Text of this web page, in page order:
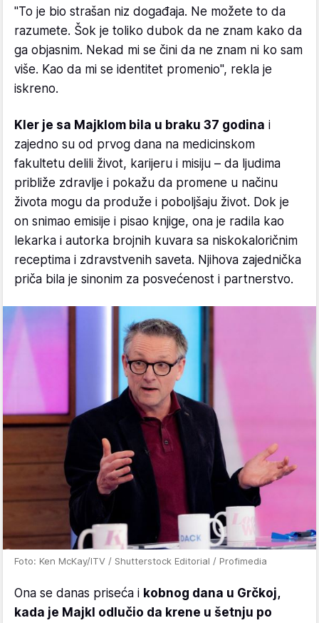
"To je bio strašan niz događaja. Ne možete to da
razumete. Šok je toliko dubok da ne znam kako da
ga objasnim. Nekad mi se čini da ne znam ni ko sam
više. Kao da mi se identitet promenio", rekla je
iskreno.
Kler je sa Majklom bila u braku 37 godina i
zajedno su od prvog dana na medicinskom
fakultetu delili život, karijeru i misiju – da ljudima
približe zdravlje i pokažu da promene u načinu
života mogu da produže i poboljšaju život. Dok je
on snimao emisije i pisao knjige, ona je radila kao
lekarka i autorka brojnih kuvara sa niskokaloričnim
receptima i zdravstvenih saveta. Njihova zajednička
priča bila je sinonim za posvećenost i partnerstvo.
Foto: Ken McKay/ITV / Shutterstock Editorial / Profimedia
Ona se danas priseća i kobnog dana u Grčkoj,
kada je Majkl odlučio da krene u šetnju po